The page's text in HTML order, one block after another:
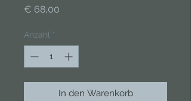
€ 68,00
Anzahl *
In den Warenkorb